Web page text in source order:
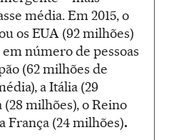
média. Em 2015, o
os EUA (92 milhões)
número de pessoas
(62 milhões de
a Itália (29
milhões), o Reino
França (24 milhões).